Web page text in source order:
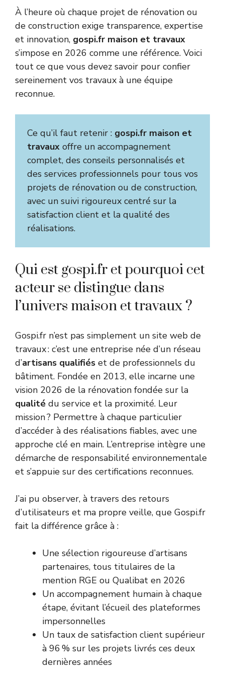
À l’heure où chaque projet de rénovation ou
de construction exige transparence, expertise
et innovation, gospi.fr maison et travaux
s’impose en 2026 comme une référence. Voici
tout ce que vous devez savoir pour confier
sereinement vos travaux à une équipe
reconnue.
Ce qu’il faut retenir : gospi.fr maison et
travaux offre un accompagnement
complet, des conseils personnalisés et
des services professionnels pour tous vos
projets de rénovation ou de construction,
avec un suivi rigoureux centré sur la
satisfaction client et la qualité des
réalisations.
Qui est gospi.fr et pourquoi cet
acteur se distingue dans
l’univers maison et travaux ?
Gospi.fr n’est pas simplement un site web de
travaux : c’est une entreprise née d’un réseau
d’artisans qualifiés et de professionnels du
bâtiment. Fondée en 2013, elle incarne une
vision 2026 de la rénovation fondée sur la
qualité du service et la proximité. Leur
mission ? Permettre à chaque particulier
d’accéder à des réalisations fiables, avec une
approche clé en main. L’entreprise intègre une
démarche de responsabilité environnementale
et s’appuie sur des certifications reconnues.
J’ai pu observer, à travers des retours
d’utilisateurs et ma propre veille, que Gospi.fr
fait la différence grâce à :
Une sélection rigoureuse d’artisans
partenaires, tous titulaires de la
mention RGE ou Qualibat en 2026
Un accompagnement humain à chaque
étape, évitant l’écueil des plateformes
impersonnelles
Un taux de satisfaction client supérieur
à 96 % sur les projets livrés ces deux
dernières années